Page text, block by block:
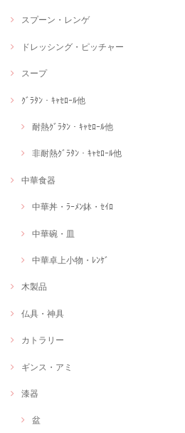
スプーン・レンゲ
ドレッシング・ピッチャー
スープ
ｸﾞﾗﾀﾝ・ｷｬｾﾛｰﾙ他
耐熱ｸﾞﾗﾀﾝ・ｷｬｾﾛｰﾙ他
非耐熱ｸﾞﾗﾀﾝ・ｷｬｾﾛｰﾙ他
中華食器
中華丼・ﾗｰﾒﾝ鉢・ｾｲﾛ
中華碗・皿
中華卓上小物・ﾚﾝｹﾞ
木製品
仏具・神具
カトラリー
ギンス・アミ
漆器
盆